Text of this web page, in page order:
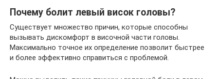
Почему болит левый висок головы?
Существует множество причин, которые способны
вызывать дискомфорт в височной части головы.
Максимально точное их определение позволит быстрее
и более эффективно справиться с проблемой.